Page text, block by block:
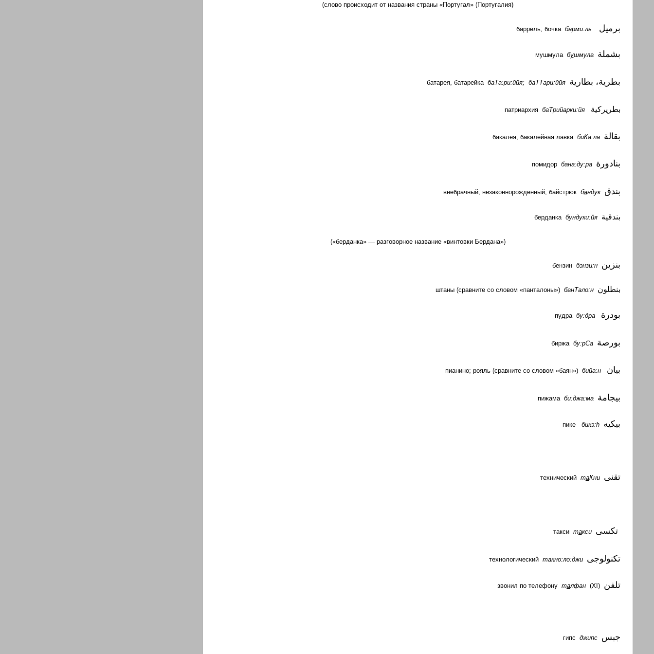
(слово происходит от названия страны «Португал» (Португалия)
برميل баррель; бочка барми:ль
мушмула бушмула بشملة
батарея, батарейка баТа:ри:ййя; баТТари:ййя بطرية، بطارية
بطريركية патриархия баТрийарки:йя
бакалея; бакалейная лавка биКа:ла بقالة
помидор бана:ду:ра بنادورة
внебрачный, незаконнорожденный; байстрюк бандук بندق
بندقية берданка бундуки:йя
(«берданка» — разговорное название «винтовки Бердана»)
бензин бэнзи:н بنزين
بنطلون штаны (сравните со словом «панталоны») банТало:н
пудра бу:дра بودرة
биржа бу:рСа بورصة
пианино; рояль (сравните со словом «баян») бийа:н بيان
пижама би:джа:ма بيجامة
пике бикэ:h بيكيه
технический таКни تقنى
такси такси تكسى
технологический такно:ло:джи تكنولوجى
звонил по телефону талфан (XI) تلفن
гипс джипс جبس